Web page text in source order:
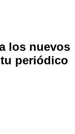
los nuevos
periódico